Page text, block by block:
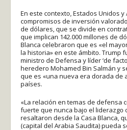
En este contexto, Estados Unidos
compromisos de inversión
de dólares, que se divide en
que implican 142.000 millones de
Blanca celebraron que es «el
la historia» en este ámbito. Trump
ministro de Defensa y líder ‘de
heredero Mohamed Bin Salmán y
que es «una nueva era dorada de
países.
«La relación en temas de defensa
fuerte que nunca bajo el liderazgo
resaltaron desde la Casa Blanca,
(capital del Arabia Saudita) pueda